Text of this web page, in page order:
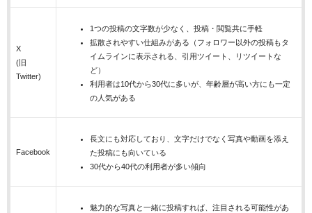
X
(旧
Twitter)
1つの投稿の文字数が少なく、投稿・閲覧共に手軽
拡散されやすい仕組みがある（フォロワー以外の投稿もタ
イムラインに表示される、引用ツイート、リツイートな
ど）
利用者は10代から30代に多いが、年齢層が高い方にも一定
の人気がある
Facebook
長文にも対応しており、文字だけでなく写真や動画を添え
た投稿にも向いている
30代から40代の利用者が多い傾向
魅力的な写真と一緒に投稿すれば、注目される可能性があ